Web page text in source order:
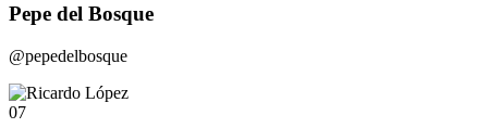
Pepe del Bosque
@pepedelbosque
07